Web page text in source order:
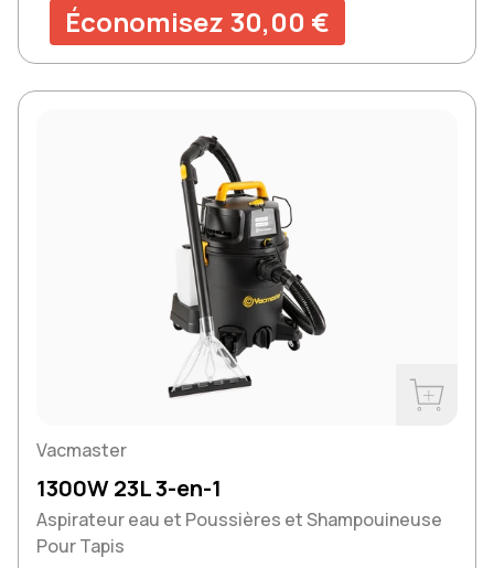
Économisez 30,00 €
Vacmaster
1300W 23L 3-en-1
Aspirateur eau et Poussières et Shampouineuse
Pour Tapis